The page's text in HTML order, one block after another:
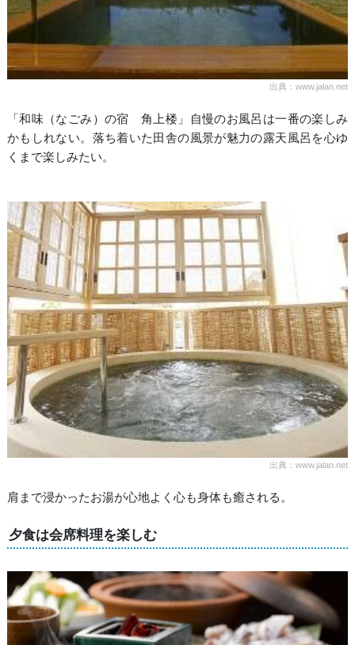
出典：www.jalan.net
「和味（なごみ）の宿 角上楼」自慢のお風呂は一番の楽しみ
かもしれない。落ち着いた田舎の風景が魅力の露天風呂を心ゆ
くまで楽しみたい。
出典：www.jalan.net
肩まで浸かったお湯が心地よく心も身体も癒される。
夕食は会席料理を楽しむ